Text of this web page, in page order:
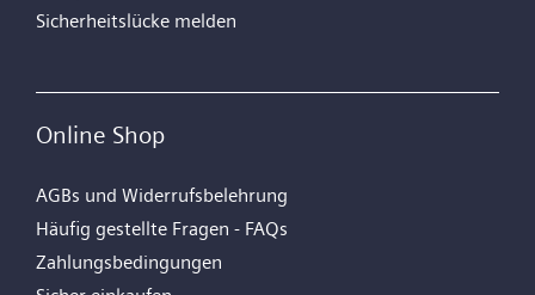
Sicherheitslücke melden
Online Shop
AGBs und Widerrufsbelehrung
Häufig gestellte Fragen - FAQs
Zahlungsbedingungen